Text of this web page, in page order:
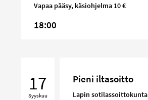
Vapaa pääsy, käsiohjelma 10 €
18:00
iltasoitto
17
Syyskuu
Pieni iltasoitto
Lapin sotilassoittokunta